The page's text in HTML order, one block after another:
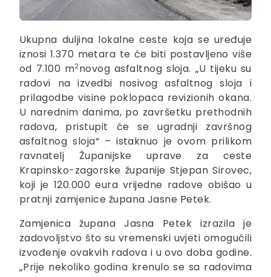
Ukupna duljina lokalne ceste koja se uređuje
iznosi 1.370 metara te će biti postavljeno više
od 7.100 m2novog asfaltnog sloja. „U tijeku su
radovi na izvedbi nosivog asfaltnog sloja i
prilagodbe visine poklopaca revizionih okana.
U narednim danima, po završetku prethodnih
radova, pristupit će se ugradnji završnog
asfaltnog sloja“ – istaknuo je ovom prilikom
ravnatelj Županijske uprave za ceste
Krapinsko-zagorske županije Stjepan Sirovec,
koji je 120.000 eura vrijedne radove obišao u
pratnji zamjenice župana Jasne Petek.
Zamjenica župana Jasna Petek izrazila je
zadovoljstvo što su vremenski uvjeti omogućili
izvođenje ovakvih radova i u ovo doba godine.
„Prije nekoliko godina krenulo se sa radovima